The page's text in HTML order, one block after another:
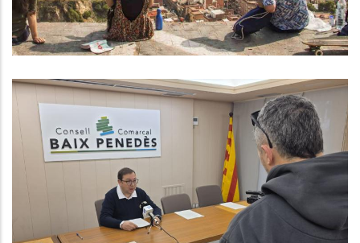
El Consell Comarcal Del Baix
Penedès Presenta Una Nova
Edició Del Programa Consolida’t
Després D’un Balanç Molt Positiu
El 2025